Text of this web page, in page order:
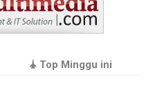
Top Minggu ini